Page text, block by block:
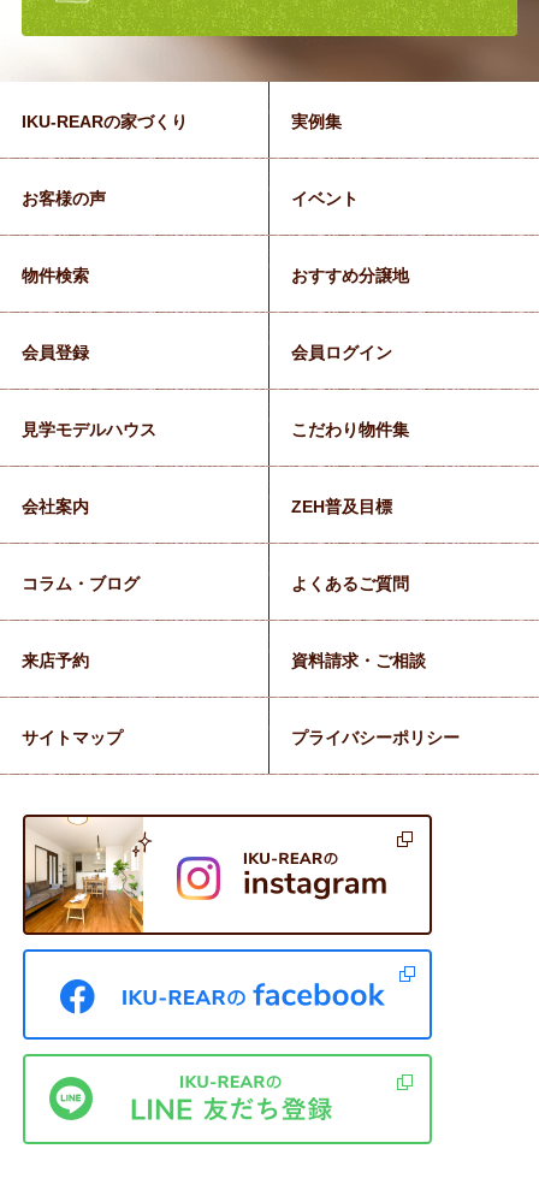
IKU-REARの家づくり 実例集
お客様の声 イベント
物件検索 おすすめ分譲地
会員登録 会員ログイン
見学モデルハウス こだわり物件集
会社案内 ZEH普及目標
コラム・ブログ よくあるご質問
来店予約 資料請求・ご相談
サイトマップ プライバシーポリシー